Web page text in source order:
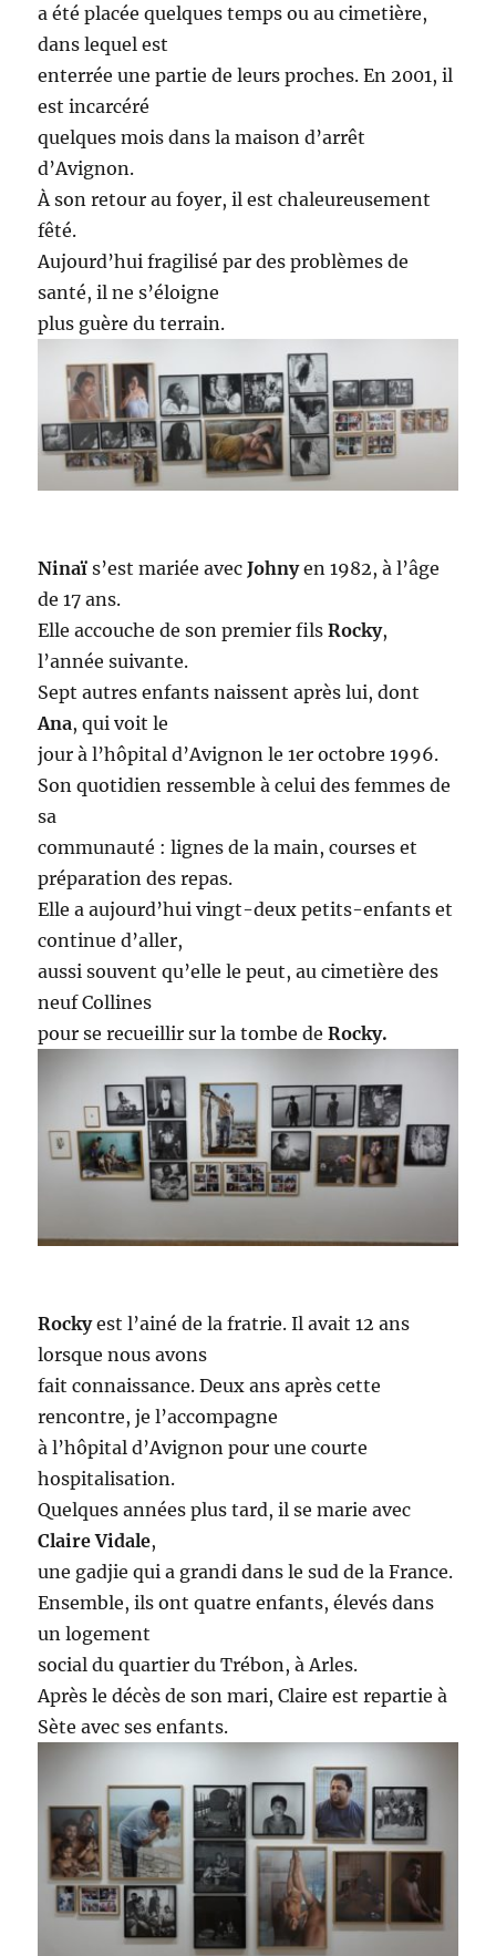
a été placée quelques temps ou au cimetière,
dans lequel est
enterrée une partie de leurs proches. En 2001, il
est incarcéré
quelques mois dans la maison d’arrêt
d’Avignon.
À son retour au foyer, il est chaleureusement
fêté.
Aujourd’hui fragilisé par des problèmes de
santé, il ne s’éloigne
plus guère du terrain.
Ninaï s’est mariée avecJohnyen 1982, à l’âge
de 17 ans.
Elle accouche de son premier filsRocky,
l’année suivante.
Sept autres enfants naissent après lui, dont
Ana, qui voit le
jour à l’hôpital d’Avignon le 1er octobre 1996.
Son quotidien ressemble à celui des femmes de
sa
communauté : lignes de la main, courses et
préparation des repas.
Elle a aujourd’hui vingt-deux petits-enfants et
continue d’aller,
aussi souvent qu’elle le peut, au cimetière des
neuf Collines
pour se recueillir sur la tombe deRocky.
Rockyest l’ainé de la fratrie. Il avait 12 ans
lorsque nous avons
fait connaissance. Deux ans après cette
rencontre, je l’accompagne
à l’hôpital d’Avignon pour une courte
hospitalisation.
Quelques années plus tard, il se marie avec
Claire Vidale,
une gadjie qui a grandi dans le sud de la France.
Ensemble, ils ont quatre enfants, élevés dans
un logement
social du quartier du Trébon, à Arles.
Après le décès de son mari, Claire est repartie à
Sète avec ses enfants.